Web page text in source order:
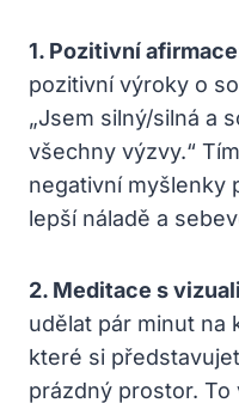
1. Pozitivní
pozitivní výroky o
„Jsem silný/silná a
všechny výzvy.“
negativní myšlenky
lepší náladě a
2. Meditace s
udělat pár minut na
které si
prázdný prostor.